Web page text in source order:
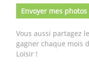
Envoyer mes photos
Vous aussi partagez
gagner chaque mois
Loisir !